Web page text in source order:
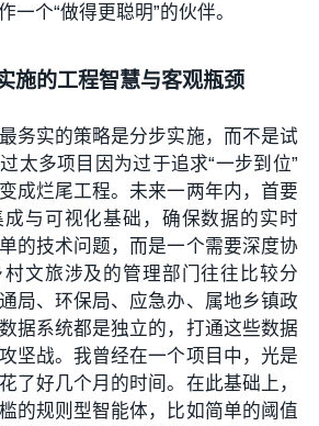
一个“做得更聪明”的伙伴。
施的工程智慧与客观瓶颈
务实的策略是分步实施，而不是试
太多项目因为过于追求“一步到位”
成烂尾工程。未来一两年内，首要
与可视化基础，确保数据的实时
的技术问题，而是一个需要深度协
文旅涉及的管理部门往往比较分
局、环保局、应急办、属地乡镇政
据系统都是独立的，打通这些数据
坚战。我曾经在一个项目中，光是
了好几个月的时间。在此基础上，
的规则型智能体，比如简单的阈值